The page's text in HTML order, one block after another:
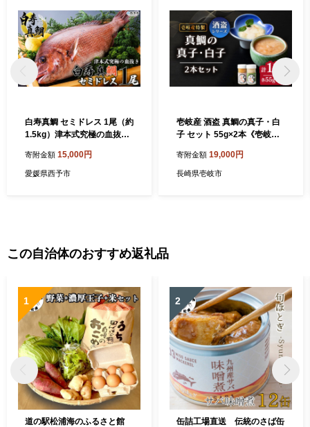
白寿真鯛 セミドレス 1尾（約
1.5kg）津本式究極の血抜き
寄附金額 15,000円
愛媛県西予市
壱岐産 酒盗 真鯛の真子・白
子 セット 55g×2本《壱岐
110g 珍味 タイ 鯛 白子 真子
おつまみ 酒 肴 セット 19000
寄附金額 19,000円
長崎県壱岐市
この自治体のおすすめ返礼品
1
道の駅松浦海のふるさと館
2
缶詰工場直送 伝統のさば缶